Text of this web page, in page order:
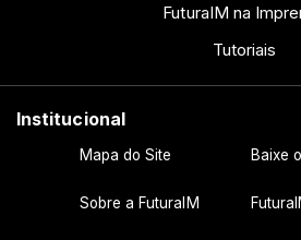
FuturaIM na
Tutoriais
Institucional
Mapa do Site Baixe
Sobre a FuturaIM